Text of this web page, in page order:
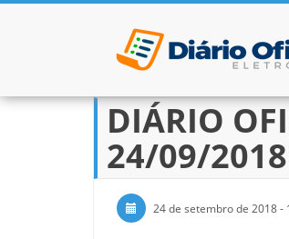
Pular para o conteúdoDIÁRIO
24/09/2018
24 de setembro de 2018 -